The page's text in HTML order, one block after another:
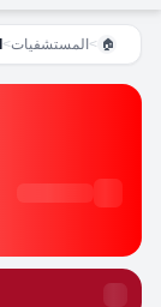
🏠
> المستشفيات>